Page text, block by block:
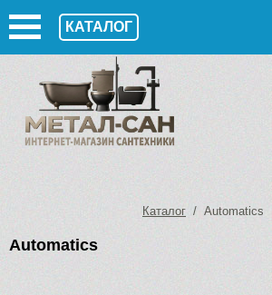
КАТАЛОГ
Каталог / Automatics
Automatics